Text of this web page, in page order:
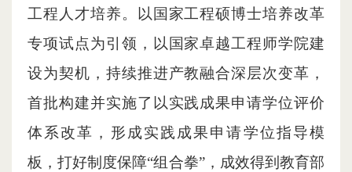
工程人才培养。以国家工程硕博士培养改革
专项试点为引领，以国家卓越工程师学院建
设为契机，持续推进产教融合深层次变革，
首批构建并实施了以实践成果申请学位评价
体系改革，形成实践成果申请学位指导模
板，打好制度保障“组合拳”，成效得到教育部